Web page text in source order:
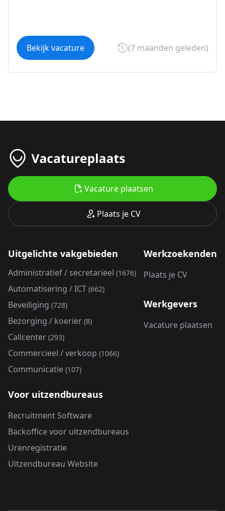
Bekijk vacature (7 maanden geleden)
Plaats je CV
Vacature plaatsen
Uitgelichte vakgebieden
Administratief / secretarieel (1676)
Automatisering / ICT (662)
Beveiliging (728)
Bezorging / koerier (8)
Callcenter (293)
Commercieel / verkoop (1066)
Communicatie (107)
Werkzoekenden
Plaats je CV
Werkgevers
Vacature plaatsen
Voor uitzendbureaus
Recruitment Software
Backoffice voor uitzendbureaus
Urenregistratie
Uitzendbureau Website